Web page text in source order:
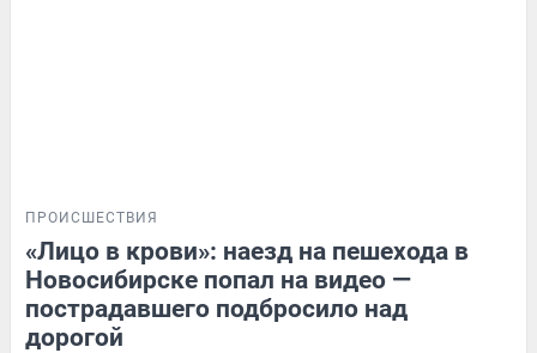
ПРОИСШЕСТВИЯ
«Лицо в крови»: наезд на пешехода в
Новосибирске попал на видео —
пострадавшего подбросило над
дорогой